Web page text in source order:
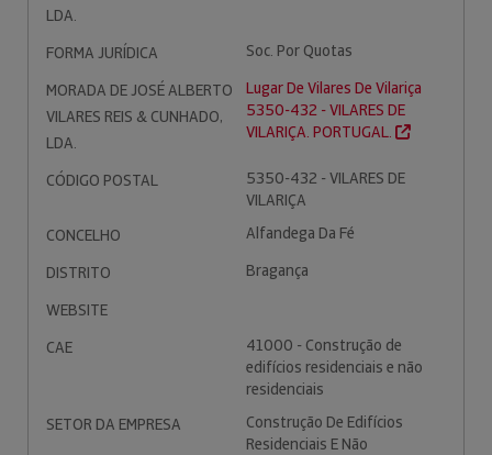
LDA.
FORMA JURÍDICA
Soc. Por Quotas
MORADA DE JOSÉ ALBERTO
VILARES REIS & CUNHADO,
LDA.
Lugar De Vilares De Vilariça
5350-432 - VILARES DE
VILARIÇA. PORTUGAL.
CÓDIGO POSTAL
5350-432 - VILARES DE
VILARIÇA
CONCELHO
Alfandega Da Fé
DISTRITO
Bragança
WEBSITE
CAE
41000 - Construção de
edifícios residenciais e não
residenciais
SETOR DA EMPRESA
Construção De Edifícios
Residenciais E Não